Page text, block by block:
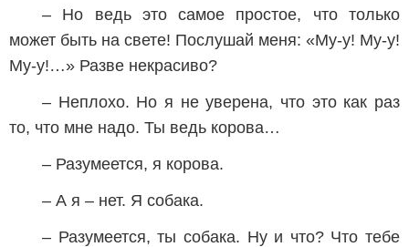
– Но ведь это самое простое, что только
может быть на свете! Послушай меня: «Му-у! Му-у!
Му-у!…» Разве некрасиво?
– Неплохо. Но я не уверена, что это как раз
то, что мне надо. Ты ведь корова…
– Разумеется, я корова.
– А я – нет. Я собака.
– Разумеется, ты собака. Ну и что? Что тебе